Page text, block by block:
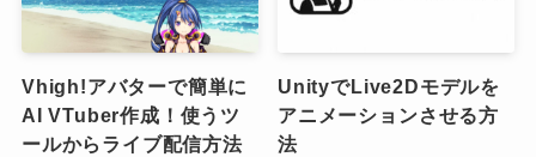
Vhigh!アバターで簡単に
AI VTuber作成！使うツ
ールからライブ配信方法
UnityでLive2Dモデルを
アニメーションさせる方
法